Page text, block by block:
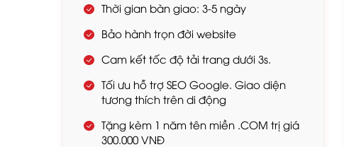
Thời gian bàn giao: 3-5 ngày
Bảo hành trọn đời website
Cam kết tốc độ tải trang dưới 3s.
Tối ưu hỗ trợ SEO Google. Giao diện
tương thích trên di động
Tặng kèm 1 năm tên miền .COM trị giá
300.000 VNĐ